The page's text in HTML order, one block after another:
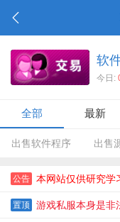
软
今日:
全部 最新
出售软件程序 出售
公告 本网站仅供研究学
置顶 游戏私服本身是非